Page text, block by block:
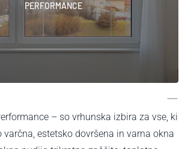
PERFORMANCE
– so vrhunska izbira za vse, ki
varčna, estetsko dovršena in varna okna